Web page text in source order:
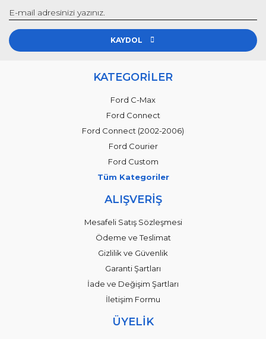
KAYDOL
KATEGORİLER
Ford C-Max
Ford Connect
Ford Connect (2002-2006)
Ford Courier
Ford Custom
Tüm Kategoriler
ALIŞVERİŞ
Mesafeli Satış Sözleşmesi
Ödeme ve Teslimat
Gizlilik ve Güvenlik
Garanti Şartları
İade ve Değişim Şartları
İletişim Formu
ÜYELİK